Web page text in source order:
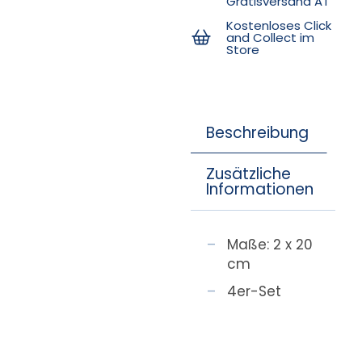
Kostenloses Click
and Collect im
Store
Beschreibung
Zusätzliche
Informationen
Maße: 2 x 20
cm
4er-Set